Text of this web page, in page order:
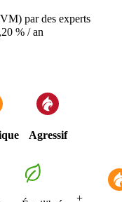
par des experts
% / an
Agressif
+